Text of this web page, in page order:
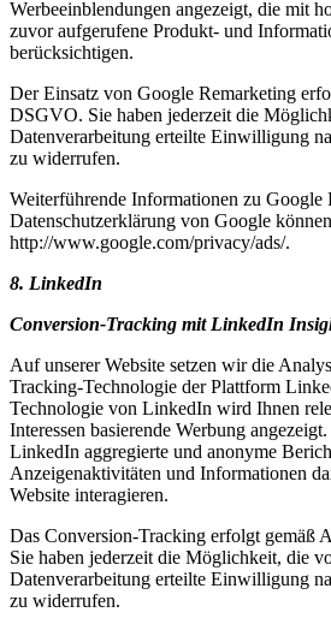
Werbeeinblendungen angezeigt, die mit
zuvor aufgerufene Produkt- und
berücksichtigen.
Der Einsatz von Google Remarketing
DSGVO. Sie haben jederzeit die
Datenverarbeitung erteilte Einwilligung
zu widerrufen.
Weiterführende Informationen zu Google
Datenschutzerklärung von Google
http://www.google.com/privacy/ads/.
8. LinkedIn
Conversion-Tracking mit LinkedIn
Auf unserer Website setzen wir die
Tracking-Technologie der Plattform
Technologie von LinkedIn wird Ihnen
Interessen basierende Werbung
LinkedIn aggregierte und anonyme
Anzeigenaktivitäten und Informationen
Website interagieren.
Das Conversion-Tracking erfolgt gemäß
Sie haben jederzeit die Möglichkeit, die
Datenverarbeitung erteilte Einwilligung
zu widerrufen.